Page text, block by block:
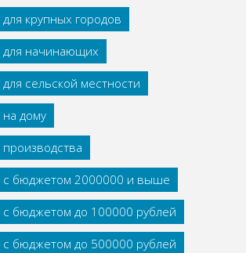
крупных городов
для начинающих
сельской местности
дому
с бюджетом 2000000 и выше
с бюджетом до 100000 рублей
с бюджетом до 500000 рублей